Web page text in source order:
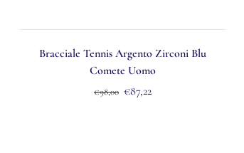
Bracciale Tennis Argento Zirconi Blu
Comete Uomo
€98,00 €87,22